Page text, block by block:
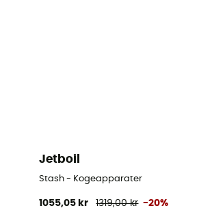
Jetboil
Stash - Kogeapparater
1055,05 kr 1319,00 kr -20%